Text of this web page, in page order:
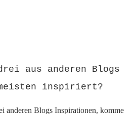
aus anderen Blogs
inspiriert?
anderen Blogs Inspirationen, komme